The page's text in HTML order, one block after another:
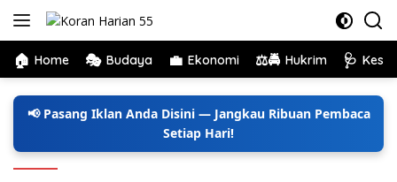
Langsung
🏠 Home 🎭 Budaya 💼 Ekonomi ⚖️🚔 Hukrim 🩺
📢 Pasang Iklan Anda Disini — Jangkau Ribuan Pembaca
Setiap Hari!